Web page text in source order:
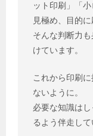
ット印刷」「
見極め、目的
そんな判断力
けています。
これから印刷
ないように。
必要な知識は
るよう伴走して